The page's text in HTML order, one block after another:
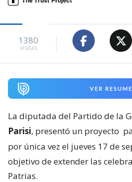
1380
visitas
VER
La diputada del Partido de la
Parisi, presentó un proyecto
por única vez el jueves 17 de
objetivo de extender las
Patrias.